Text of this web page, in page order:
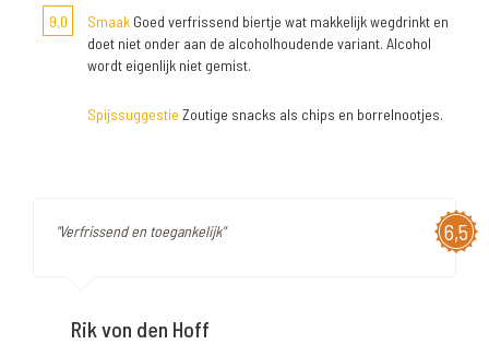
9,0 Smaak Goed verfrissend biertje wat makkelijk wegdrinkt en
doet niet onder aan de alcoholhoudende variant. Alcohol
wordt eigenlijk niet gemist.
Spijssuggestie Zoutige snacks als chips en borrelnootjes.
6,5
"Verfrissend en toegankelijk"
Rik von den Hoff